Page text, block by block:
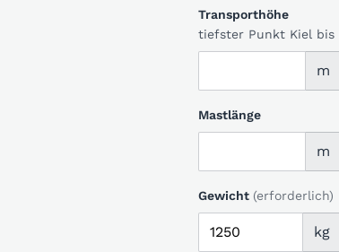
Transporthöhe
tiefster Punkt Kiel bis
m
Mastlänge
m
Gewicht (erforderlich)
kg